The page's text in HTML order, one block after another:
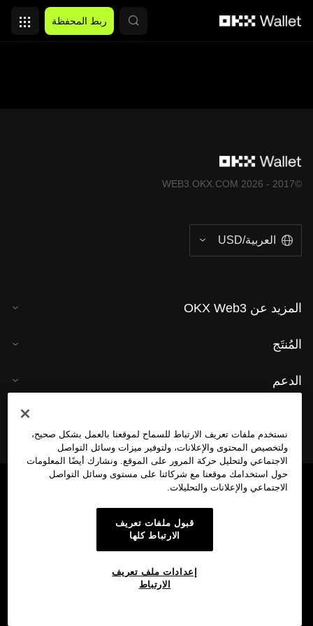
ربط المحفظة
©2017 - 2026 WEB3.OKX.COM
العربية/USD
المزيد عن OKX Web3
المُنتَج
الدعم
نستخدم ملفات تعريف الارتباط للسماح لموقعنا بالعمل بشكل صحيح،
ولتخصيص المحتوى والإعلانات، ولتوفير ميزات وسائل التواصل
الاجتماعي ولتحليل حركة المرور على الموقع. ونشارك أيضًا المعلومات
حول استخدامك موقعنا مع شركائنا على مستوى وسائل التواصل
الاجتماعي والإعلانات والتحليلات.
قبول ملفات تعريف
الارتباط كلها
إعدادات ملف تعريف
الارتباط